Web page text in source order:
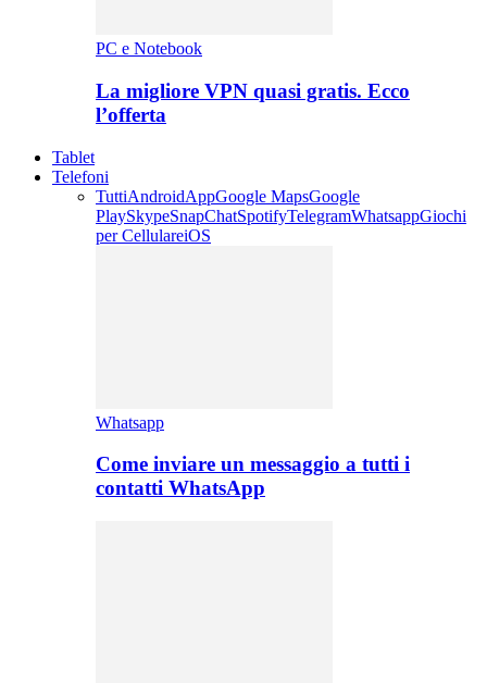
PC e Notebook
La migliore VPN quasi gratis. Ecco
l’offerta
Tablet
Telefoni
TuttiAndroidAppGoogle MapsGoogle
PlaySkypeSnapChatSpotifyTelegramWhatsappGiochi
per CellulareiOS
Whatsapp
Come inviare un messaggio a tutti i
contatti WhatsApp